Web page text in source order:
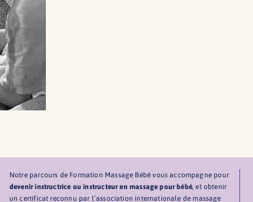
Notre parcours de Formation Massage Bébé vous accompagne pour
devenir instructrice ou instructeur en massage pour bébé, et obtenir
un certificat reconnu par l’association internationale de massage